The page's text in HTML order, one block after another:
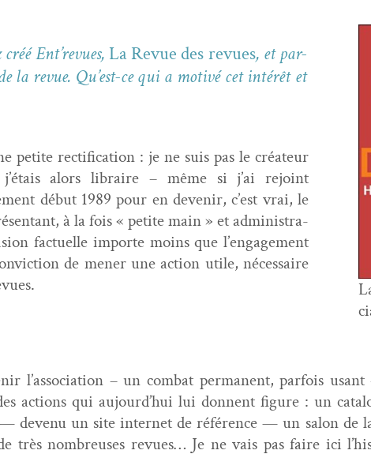
Ent’revues, La Revue des revues, et par­
la revue. Qu’est-ce qui a motivé cet intérêt et
petite rec­ti­fi­ca­tion : je ne suis pas le créa­teur
j’étais alors libraire – même si j’ai rejoint
début 1989 pour en devenir, c’est vrai, le
à la fois « petite main » et admin­is­tra­
factuelle importe moins que l’engagement
de men­er une action utile, néces­saire
l’association – un com­bat per­ma­nent, par­fois
actions qui aujourd’hui lui don­nent fig­ure : un
devenu un site inter­net de référence — un salon de
très nom­breuses revues… Je ne vais pas faire ici